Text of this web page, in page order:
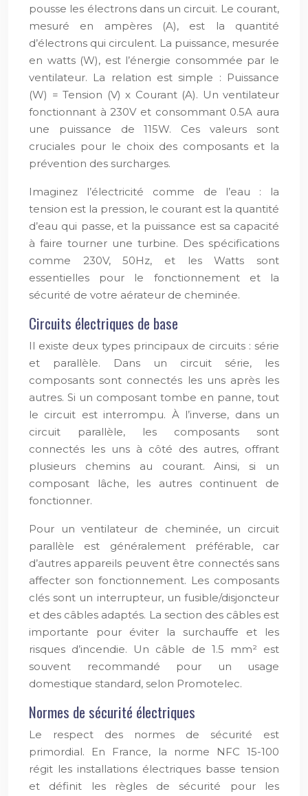
pousse les électrons dans un circuit. Le courant,
mesuré en ampères (A), est la quantité
d’électrons qui circulent. La puissance, mesurée
en watts (W), est l’énergie consommée par le
ventilateur. La relation est simple : Puissance
(W) = Tension (V) x Courant (A). Un ventilateur
fonctionnant à 230V et consommant 0.5A aura
une puissance de 115W. Ces valeurs sont
cruciales pour le choix des composants et la
prévention des surcharges.
Imaginez l’électricité comme de l’eau : la
tension est la pression, le courant est la quantité
d’eau qui passe, et la puissance est sa capacité
à faire tourner une turbine. Des spécifications
comme 230V, 50Hz, et les Watts sont
essentielles pour le fonctionnement et la
sécurité de votre aérateur de cheminée.
Circuits électriques de base
Il existe deux types principaux de circuits : série
et parallèle. Dans un circuit série, les
composants sont connectés les uns après les
autres. Si un composant tombe en panne, tout
le circuit est interrompu. À l’inverse, dans un
circuit parallèle, les composants sont
connectés les uns à côté des autres, offrant
plusieurs chemins au courant. Ainsi, si un
composant lâche, les autres continuent de
fonctionner.
Pour un ventilateur de cheminée, un circuit
parallèle est généralement préférable, car
d’autres appareils peuvent être connectés sans
affecter son fonctionnement. Les composants
clés sont un interrupteur, un fusible/disjoncteur
et des câbles adaptés. La section des câbles est
importante pour éviter la surchauffe et les
risques d’incendie. Un câble de 1.5 mm² est
souvent recommandé pour un usage
domestique standard, selon Promotelec.
Normes de sécurité électriques
Le respect des normes de sécurité est
primordial. En France, la norme NFC 15-100
régit les installations électriques basse tension
et définit les règles de sécurité pour les